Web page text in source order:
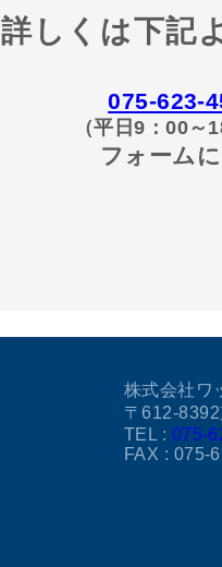
詳しくは下記
075-623-
（平日9：00～
フォーム
株式会社ワ
〒612-
TEL : 075-
FAX : 075-